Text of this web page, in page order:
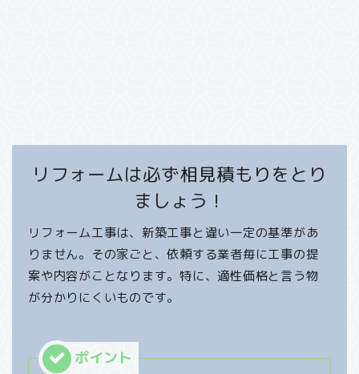
リフォームは必ず相見積もりをとり
ましょう！
リフォーム工事は、新築工事と違い一定の基準があ
りません。その家ごと、依頼する業者毎に工事の提
案や内容がことなります。特に、適性価格と言う物
が分かりにくいものです。